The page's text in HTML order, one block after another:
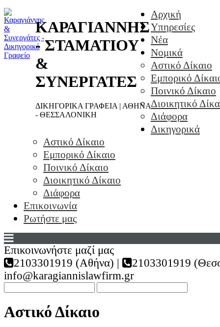
ΚΑΡΑΓΙΑΝΝΗΣ
- ΣΤΑΜΑΤΙΟΥ
&
ΣΥΝΕΡΓΑΤΕΣ
ΔΙΚΗΓΟΡΙΚΑ ΓΡΑΦΕΙΑ | ΑΘΗΝΑ
- ΘΕΣΣΑΛΟΝΙΚΗ
Αρχική
Υπηρεσίες
Νέα
Νομικά
Αστικό Δίκαιο
Εμπορικό
Ποινικό Δίκαιο
Διοικητικό
Διάφορα
Δικηγορικά
Αστικό Δίκαιο
Εμπορικό Δίκαιο
Ποινικό Δίκαιο
Διοικητικό Δίκαιο
Διάφορα
Επικοινωνία
Ρωτήστε μας
Επικοινωνήστε μαζί μας
2103301919 (Αθήνα) |
2103301919
info@karagiannislawfirm.gr
Αστικό Δίκαιο